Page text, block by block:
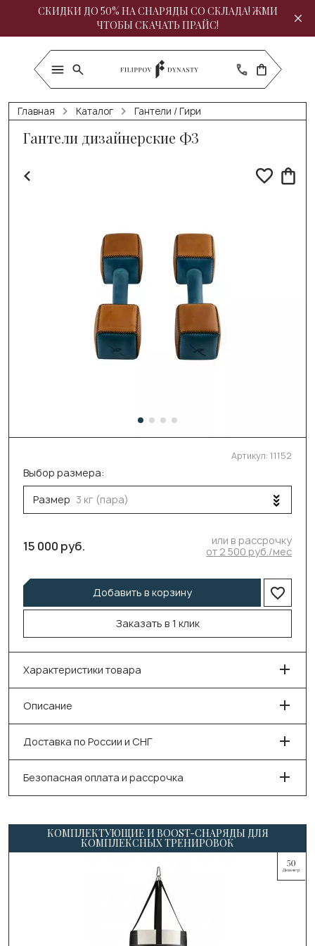
СКИДКИ ДО 50% НА СНАРЯДЫ СО СКЛАДА! ЖМИ
ЧТОБЫ СКАЧАТЬ ПРАЙС!
Главная Каталог Гантели / Гири
Гантели дизайнерские Ф3
Артикул: 11152
Выбор размера:
Размер 3 кг (пара)
15 000 руб.
или в рассрочку
от 2 500 руб./мес
Добавить в корзину
Заказать в 1 клик
Характеристики товара
Описание
Доставка по России и СНГ
Безопасная оплата и рассрочка
КОМПЛЕКТУЮЩИЕ И BOOST-СНАРЯДЫ ДЛЯ
КОМПЛЕКСНЫХ ТРЕНИРОВОК